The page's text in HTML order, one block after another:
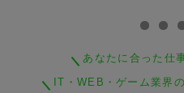
あなたに合った仕
IT・WEB・ゲーム業界